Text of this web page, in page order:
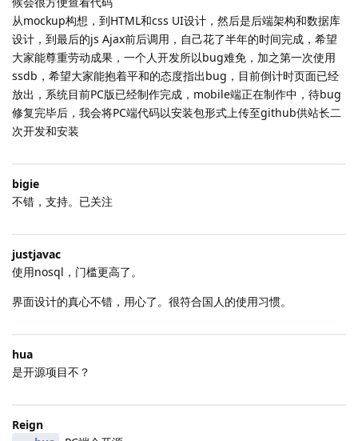
从mockup构想，到HTML和css UI设计，然后是后端架构和数据库
设计，到最后的js Ajax前后调用，自己花了半年的时间完成，希望
大家能尊重劳动成果，一个人开发所以bug难免，加之第一次使用
ssdb，希望大家能抱着平和的态度指出bug，目前倒计时页面已经
放出，系统目前PC版已经制作完成，mobile端正在制作中，待bug
修复完毕后，我会将PC端代码以安装包形式上传至github供站长二
次开发和安装
bigie
不错，支持。已关注
justjavac
使用nosql，门槛更高了。
界面设计的真心不错，用心了。很符合国人的使用习惯。
hua
是开源项目不？
Reign